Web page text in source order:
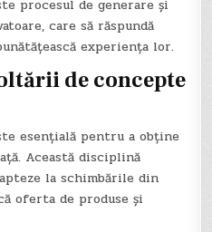
procesul de generare și
care să răspundă
experiența lor.
de concepte
esențială pentru a obține
Această disciplină
la schimbările din
oferta de produse și